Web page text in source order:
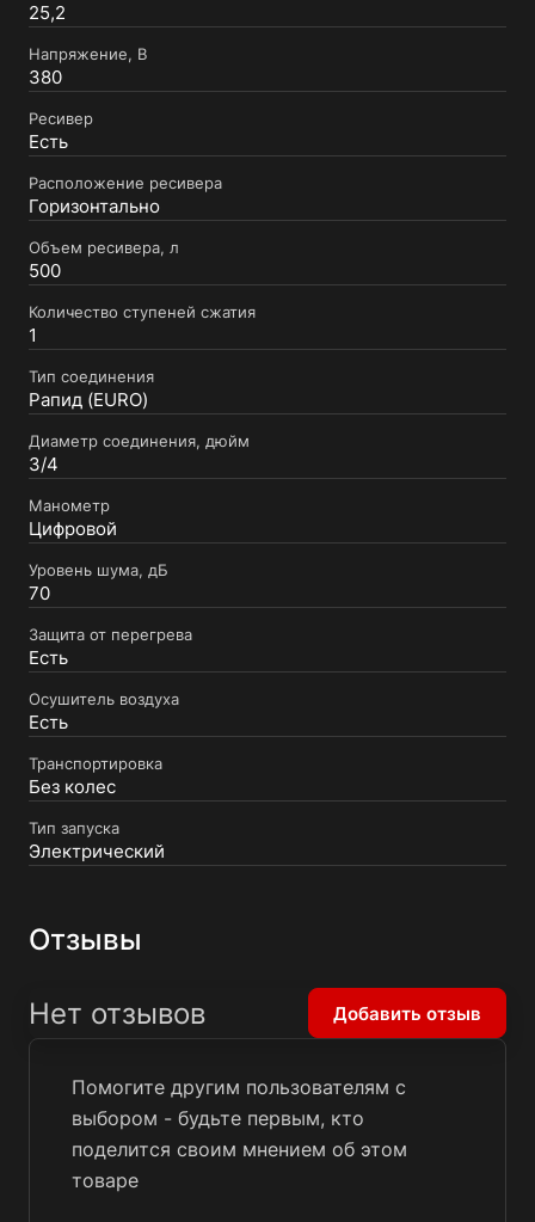
25,2
Напряжение, В
380
Ресивер
Есть
Расположение ресивера
Горизонтально
Объем ресивера, л
500
Количество ступеней сжатия
1
Тип соединения
Рапид (EURO)
Диаметр соединения, дюйм
3/4
Манометр
Цифровой
Уровень шума, дБ
70
Защита от перегрева
Есть
Осушитель воздуха
Есть
Транспортировка
Без колес
Тип запуска
Электрический
Отзывы
Помогите другим пользователям с
выбором - будьте первым, кто
поделится своим мнением об этом
товаре
Нет отзывов Добавить отзыв